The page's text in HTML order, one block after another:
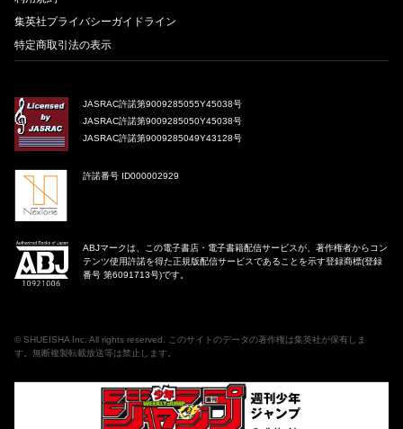
集英社プライバシーガイドライン
特定商取引法の表示
JASRAC許諾第9009285055Y45038号
JASRAC許諾第9009285050Y45038号
JASRAC許諾第9009285049Y43128号
許諾番号 ID000002929
ABJマークは、この電子書店・電子書籍配信サービスが、著作権者からコン
テンツ使用許諾を得た正規版配信サービスであることを示す登録商標(登録
番号 第6091713号)です。
© SHUEISHA Inc . All rights reserved. このサイトのデータの著作権は集英社が保有しま
す。無断複製転載放送等は禁止します。